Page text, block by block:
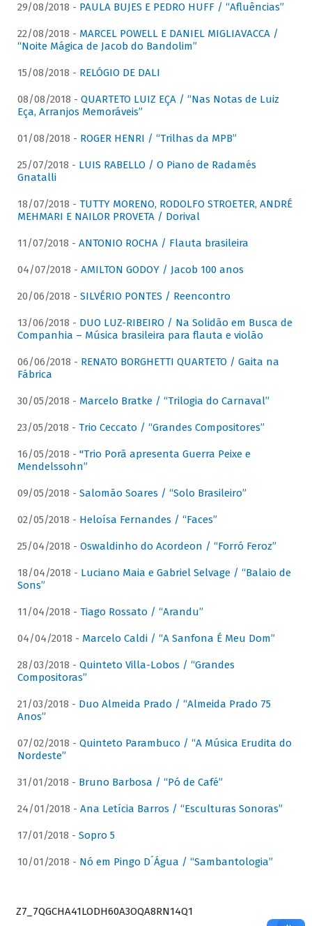
29/08/2018 - PAULA BUJES E PEDRO HUFF / “Afluências”
22/08/2018 - MARCEL POWELL E DANIEL MIGLIAVACCA /
“Noite Mágica de Jacob do Bandolim”
15/08/2018 - RELÓGIO DE DALI
08/08/2018 - QUARTETO LUIZ EÇA / “Nas Notas de Luiz
Eça, Arranjos Memoráveis”
01/08/2018 - ROGER HENRI / “Trilhas da MPB”
25/07/2018 - LUIS RABELLO / O Piano de Radamés
Gnatalli
18/07/2018 - TUTTY MORENO, RODOLFO STROETER, ANDRÉ
MEHMARI E NAILOR PROVETA / Dorival
11/07/2018 - ANTONIO ROCHA / Flauta brasileira
04/07/2018 - AMILTON GODOY / Jacob 100 anos
20/06/2018 - SILVÉRIO PONTES / Reencontro
13/06/2018 - DUO LUZ-RIBEIRO / Na Solidão em Busca de
Companhia – Música brasileira para flauta e violão
06/06/2018 - RENATO BORGHETTI QUARTETO / Gaita na
Fábrica
30/05/2018 - Marcelo Bratke / “Trilogia do Carnaval”
23/05/2018 - Trio Ceccato / “Grandes Compositores”
16/05/2018 - "Trio Porã apresenta Guerra Peixe e
Mendelssohn”
09/05/2018 - Salomão Soares / “Solo Brasileiro”
02/05/2018 - Heloísa Fernandes / “Faces”
25/04/2018 - Oswaldinho do Acordeon / “Forró Feroz”
18/04/2018 - Luciano Maia e Gabriel Selvage / “Balaio de
Sons”
11/04/2018 - Tiago Rossato / “Arandu”
04/04/2018 - Marcelo Caldi / “A Sanfona É Meu Dom”
28/03/2018 - Quinteto Villa-Lobos / “Grandes
Compositoras”
21/03/2018 - Duo Almeida Prado / “Almeida Prado 75
Anos”
07/02/2018 - Quinteto Parambuco / “A Música Erudita do
Nordeste”
31/01/2018 - Bruno Barbosa / “Pó de Café”
24/01/2018 - Ana Letícia Barros / “Esculturas Sonoras”
17/01/2018 - Sopro 5
10/01/2018 - Nó em Pingo D´Água / “Sambantologia”
Z7_7QGCHA41LODH60A3OQA8RN14Q1